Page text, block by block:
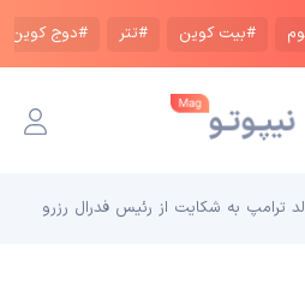
#بیت کوین #تتر #دوج کوین
ترامپ به شکایت از رئیس فدرال رزرو